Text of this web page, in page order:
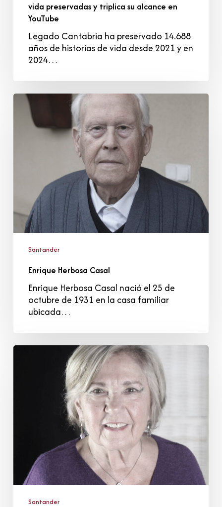
YouTube
vida preservadas y triplica su alcance en
YouTube
Legado Cantabria ha preservado 14.688
años de historias de vida desde 2021 y en
2024…
Enrique
Herbosa
Casal
Santander
Enrique Herbosa Casal
Enrique Herbosa Casal nació el 25 de
octubre de 1931 en la casa familiar
ubicada…
Isabel
Santander